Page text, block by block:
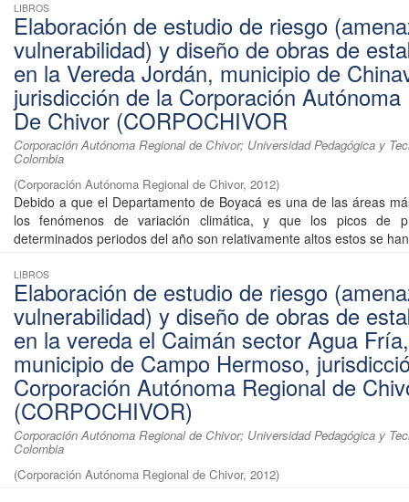
LIBROS
Elaboración de estudio de riesgo
vulnerabilidad) y diseño de obras de
en la Vereda Jordán, municipio de
jurisdicción de la Corporación Autónoma
De Chivor (CORPOCHIVOR
Corporación Autónoma Regional de Chivor; Universidad Pedagógica y
Colombia
(Corporación Autónoma Regional de Chivor, 2012)
Debido a que el Departamento de Boyacá es una de las áreas
los fenómenos de variación climática, y que los picos de
determinados periodos del año son relativamente altos estos se
LIBROS
Elaboración de estudio de riesgo
vulnerabilidad) y diseño de obras de
en la vereda el Caimán sector Agua Fría,
municipio de Campo Hermoso,
Corporación Autónoma Regional de
(CORPOCHIVOR)
Corporación Autónoma Regional de Chivor; Universidad Pedagógica y
Colombia
(Corporación Autónoma Regional de Chivor, 2012)